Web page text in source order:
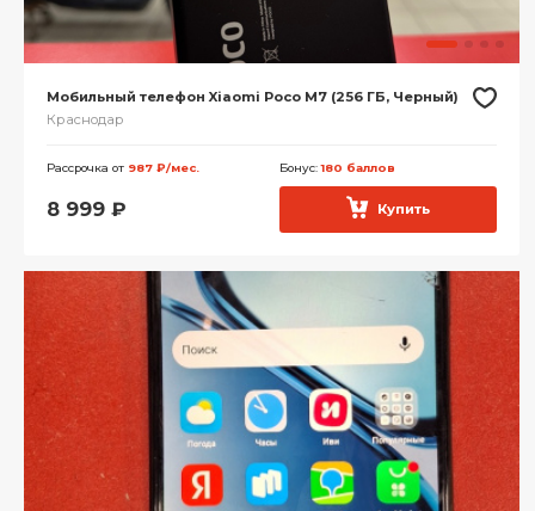
Мобильный телефон Xiaomi Poco M7 (256 ГБ, Черный)
Краснодар
Рассрочка от 987 ₽/мес. Бонус:180 баллов
8 999 ₽ Купить